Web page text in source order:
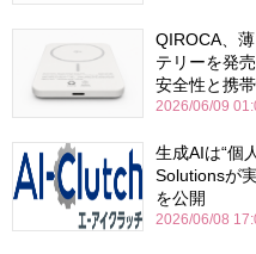
QIROCA、
テリーを発
安全性と携
2026/06/09
生成AIは“個
Solutionsが
を公開
2026/06/08